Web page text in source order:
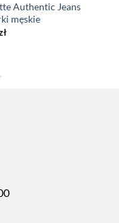
Authentic Jeans
męskie